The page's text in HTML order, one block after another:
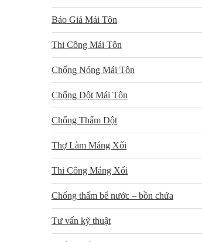
Báo Giá Mái Tôn
Thi Công Mái Tôn
Chống Nóng Mái Tôn
Chống Dột Mái Tôn
Chống Thấm Dột
Thợ Làm Máng Xối
Thi Công Máng Xối
Chống thấm bể nước – bồn chứa
Tư vấn kỹ thuật